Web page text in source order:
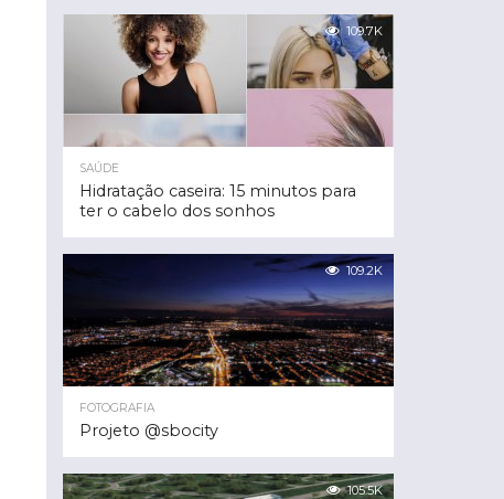
109.7K
SAÚDE
Hidratação caseira: 15 minutos para
ter o cabelo dos sonhos
109.2K
FOTOGRAFIA
Projeto @sbocity
105.5K